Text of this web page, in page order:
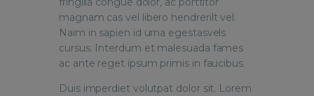
magnam cas vel libero hendrerilt vel.
Naim in sapien id urna egestasvels
cursus. Interdum et malesuada fames
ac ante reget ipsum primis in faucibus.
Duis imperdiet volutpat dolor sit. Lorem